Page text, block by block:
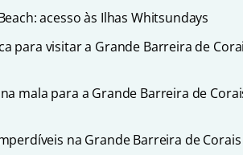
acesso às Ilhas Whitsundays
para visitar a Grande Barreira de
mala para a Grande Barreira de
na Grande Barreira de Corais